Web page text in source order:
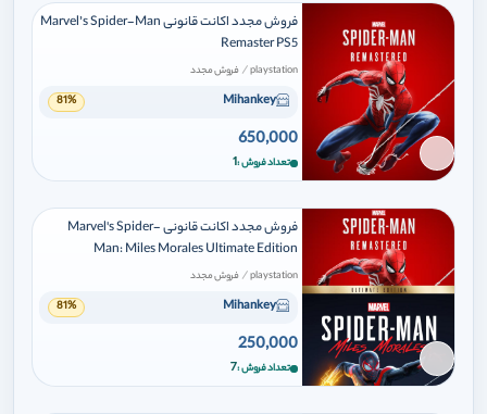
برای افزودن وارد شوید
فروش مجدد اکانت قانونی Marvel’s Spider-Man
Remaster PS5
playstation
/ فروش مجدد
Mihankey
81%
650,000
تعداد فروش 1
برای افزودن وارد شوید
فروش مجدد اکانت قانونی Marvel's Spider-
Man: Miles Morales Ultimate Edition
playstation
/ فروش مجدد
Mihankey
81%
250,000
تعداد فروش 7